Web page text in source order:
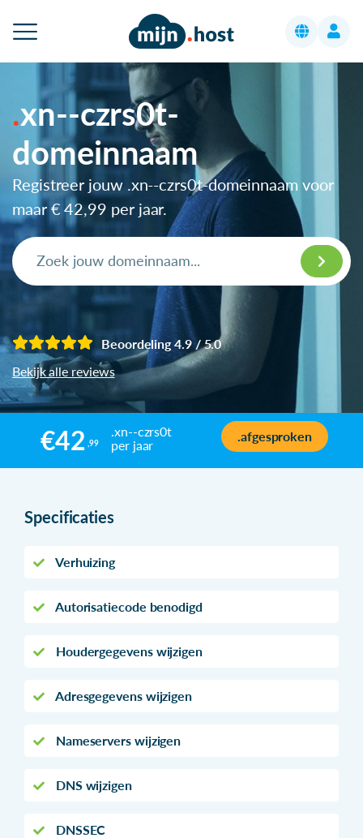
xn--czrs0t-
domeinnaam
Registreer jouw .xn--czrs0t-domeinnaam voor
maar € 42,99 per jaar.
Beoordeling 4.9 / 5.0
Bekijk alle reviews
€42 ,99
.xn--czrs0t
per jaar
.afgesproken
Specificaties
Verhuizing
Autorisatiecode benodigd
Houdergegevens wijzigen
Adresgegevens wijzigen
Nameservers wijzigen
DNS wijzigen
DNSSEC